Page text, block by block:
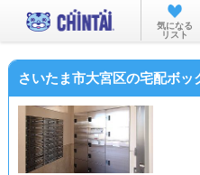
お部
気になる
リスト
さいたま市大宮区の宅配ボ